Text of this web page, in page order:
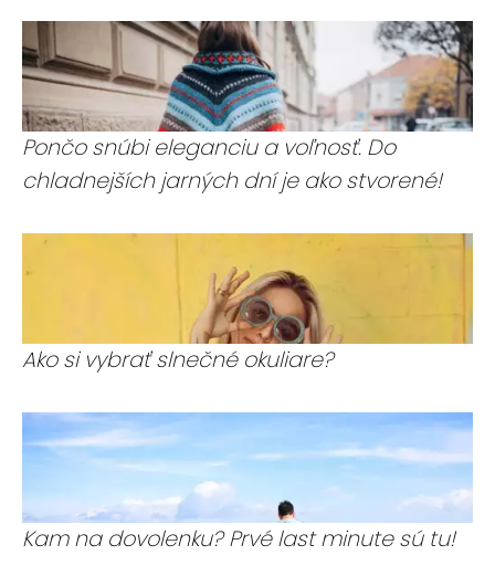
Pončo snúbi eleganciu a voľnosť. Do
chladnejších jarných dní je ako stvorené!
Ako si vybrať slnečné okuliare?
Kam na dovolenku? Prvé last minute sú tu!